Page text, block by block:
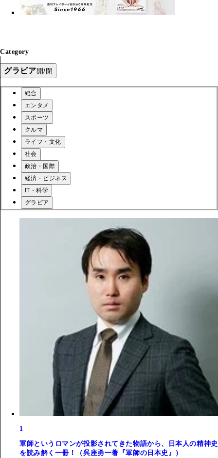
Category
グラビア開/閉
総合
エンタメ
スポーツ
クルマ
ライフ・文化
社会
政治・国際
経済・ビジネス
IT・科学
グラビア
1
軍師というロマンが投影されてきた物語から、日本人の精神史
を読み解く一冊！（呉座勇一著『軍師の日本史』）